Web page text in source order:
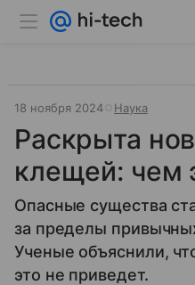
18 ноября 2024 Наука
Раскрыта
клещей: чем
Опасные существа
за пределы
Ученые объяснили,
это не приведет.